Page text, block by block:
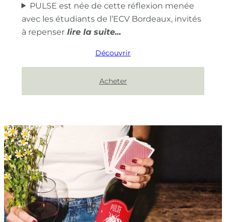
PULSE est née de cette réflexion menée
avec les étudiants de l’ECV Bordeaux, invités
à repenser
Découvrir
Acheter